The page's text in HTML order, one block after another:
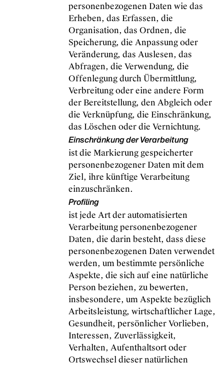
personenbezogenen Daten wie das
Erheben, das Erfassen, die
Organisation, das Ordnen, die
Speicherung, die Anpassung oder
Veränderung, das Auslesen, das
Abfragen, die Verwendung, die
Offenlegung durch Übermittlung,
Verbreitung oder eine andere Form
der Bereitstellung, den Abgleich oder
die Verknüpfung, die Einschränkung,
das Löschen oder die Vernichtung.
Einschränkung der Verarbeitung
ist die Markierung gespeicherter
personenbezogener Daten mit dem
Ziel, ihre künftige Verarbeitung
einzuschränken.
Profiling
ist jede Art der automatisierten
Verarbeitung personenbezogener
Daten, die darin besteht, dass diese
personenbezogenen Daten verwendet
werden, um bestimmte persönliche
Aspekte, die sich auf eine natürliche
Person beziehen, zu bewerten,
insbesondere, um Aspekte bezüglich
Arbeitsleistung, wirtschaftlicher Lage,
Gesundheit, persönlicher Vorlieben,
Interessen, Zuverlässigkeit,
Verhalten, Aufenthaltsort oder
Ortswechsel dieser natürlichen